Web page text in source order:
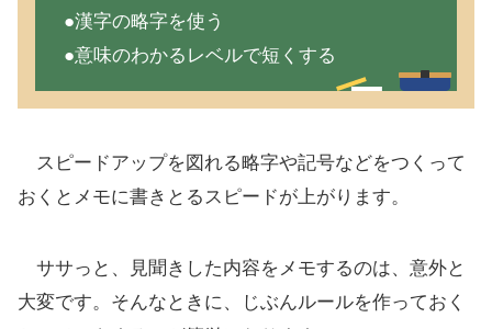
●漢字の略字を使う
●意味のわかるレベルで短くする
スピードアップを図れる略字や記号などをつくって
おくとメモに書きとるスピードが上がります。
ササっと、見聞きした内容をメモするのは、意外と
大変です。そんなときに、じぶんルールを作っておく